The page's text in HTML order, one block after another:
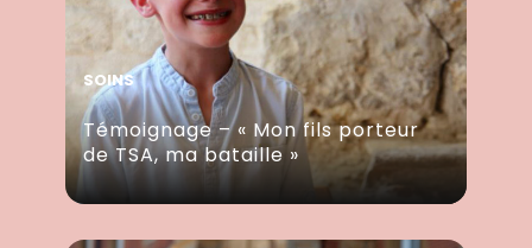
SOINS
Témoignage – « Mon fils porteur
de TSA, ma bataille »